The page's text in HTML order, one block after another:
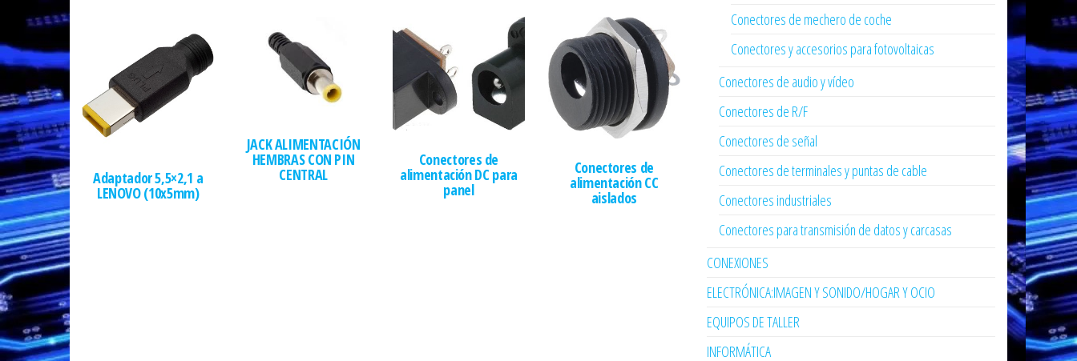
Adaptador 5,5×2,1 a
LENOVO (10x5mm)
JACK ALIMENTACIÓN
HEMBRAS CON PIN
CENTRAL
Conectores de
alimentación DC para
panel
Conectores de
alimentación CC
aislados
Conectores de mechero de coche
Conectores y accesorios para fotovoltaicas
Conectores de audio y vídeo
Conectores de R/F
Conectores de señal
Conectores de terminales y puntas de cable
Conectores industriales
Conectores para transmisión de datos y carcasas
CONEXIONES
ELECTRÓNICA:IMAGEN Y SONIDO/HOGAR Y OCIO
EQUIPOS DE TALLER
INFORMÁTICA